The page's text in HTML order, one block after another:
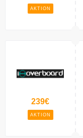
AKTION
239€
AKTION